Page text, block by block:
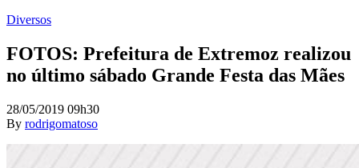
Diversos
FOTOS: Prefeitura de Extremoz realizou
no último sábado Grande Festa das Mães
28/05/2019 09h30
By rodrigomatoso